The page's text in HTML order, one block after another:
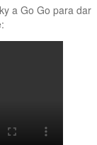
a Go Go para dar